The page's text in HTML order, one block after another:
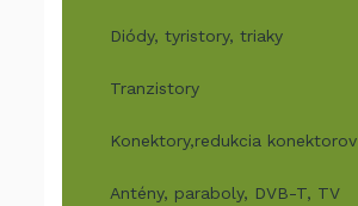
Diódy, tyristory, triaky
Tranzistory
Konektory,redukcia konektorov
Antény, paraboly, DVB-T, TV